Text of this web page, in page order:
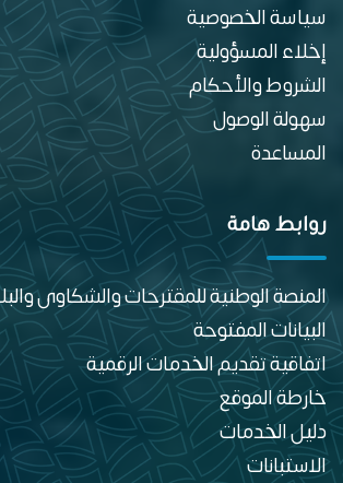
سياسة الخصوصية
إخلاء المسؤولية
الشروط والأحكام
سهولة الوصول
المساعدة
روابط هامة
المنصة الوطنية للمقترحات والشكاوى
البيانات المفتوحة
اتفاقية تقديم الخدمات الرقمية
خارطة الموقع
دليل الخدمات
الاستبانات